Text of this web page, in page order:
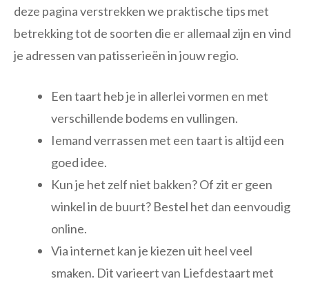
deze pagina verstrekken we praktische tips met
betrekking tot de soorten die er allemaal zijn en vind
je adressen van patisserieën in jouw regio.
Een taart heb je in allerlei vormen en met
verschillende bodems en vullingen.
Iemand verrassen met een taart is altijd een
goed idee.
Kun je het zelf niet bakken? Of zit er geen
winkel in de buurt? Bestel het dan eenvoudig
online.
Via internet kan je kiezen uit heel veel
smaken. Dit varieert van Liefdestaart met